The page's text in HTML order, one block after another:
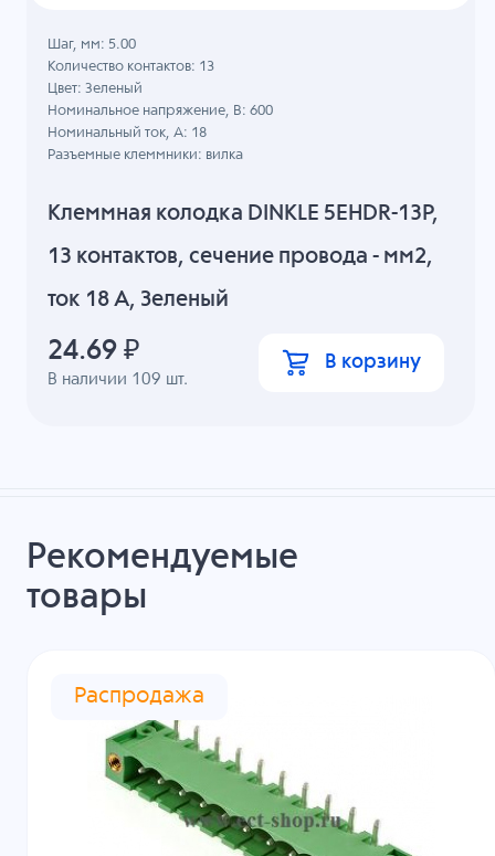
Клеммная колодка DINKLE 5EHDR-13P,
13 контактов, сечение провода - мм2,
ток 18 A, Зеленый
В наличии 109 шт.
Шаг, мм: 5.00
Количество контактов: 13
Цвет: Зеленый
Номинальное напряжение, B: 600
Номинальный ток, А: 18
Разъемные клеммники: вилка
24.69 ₽ В корзину
Рекомендуемые
товары
Распродажа